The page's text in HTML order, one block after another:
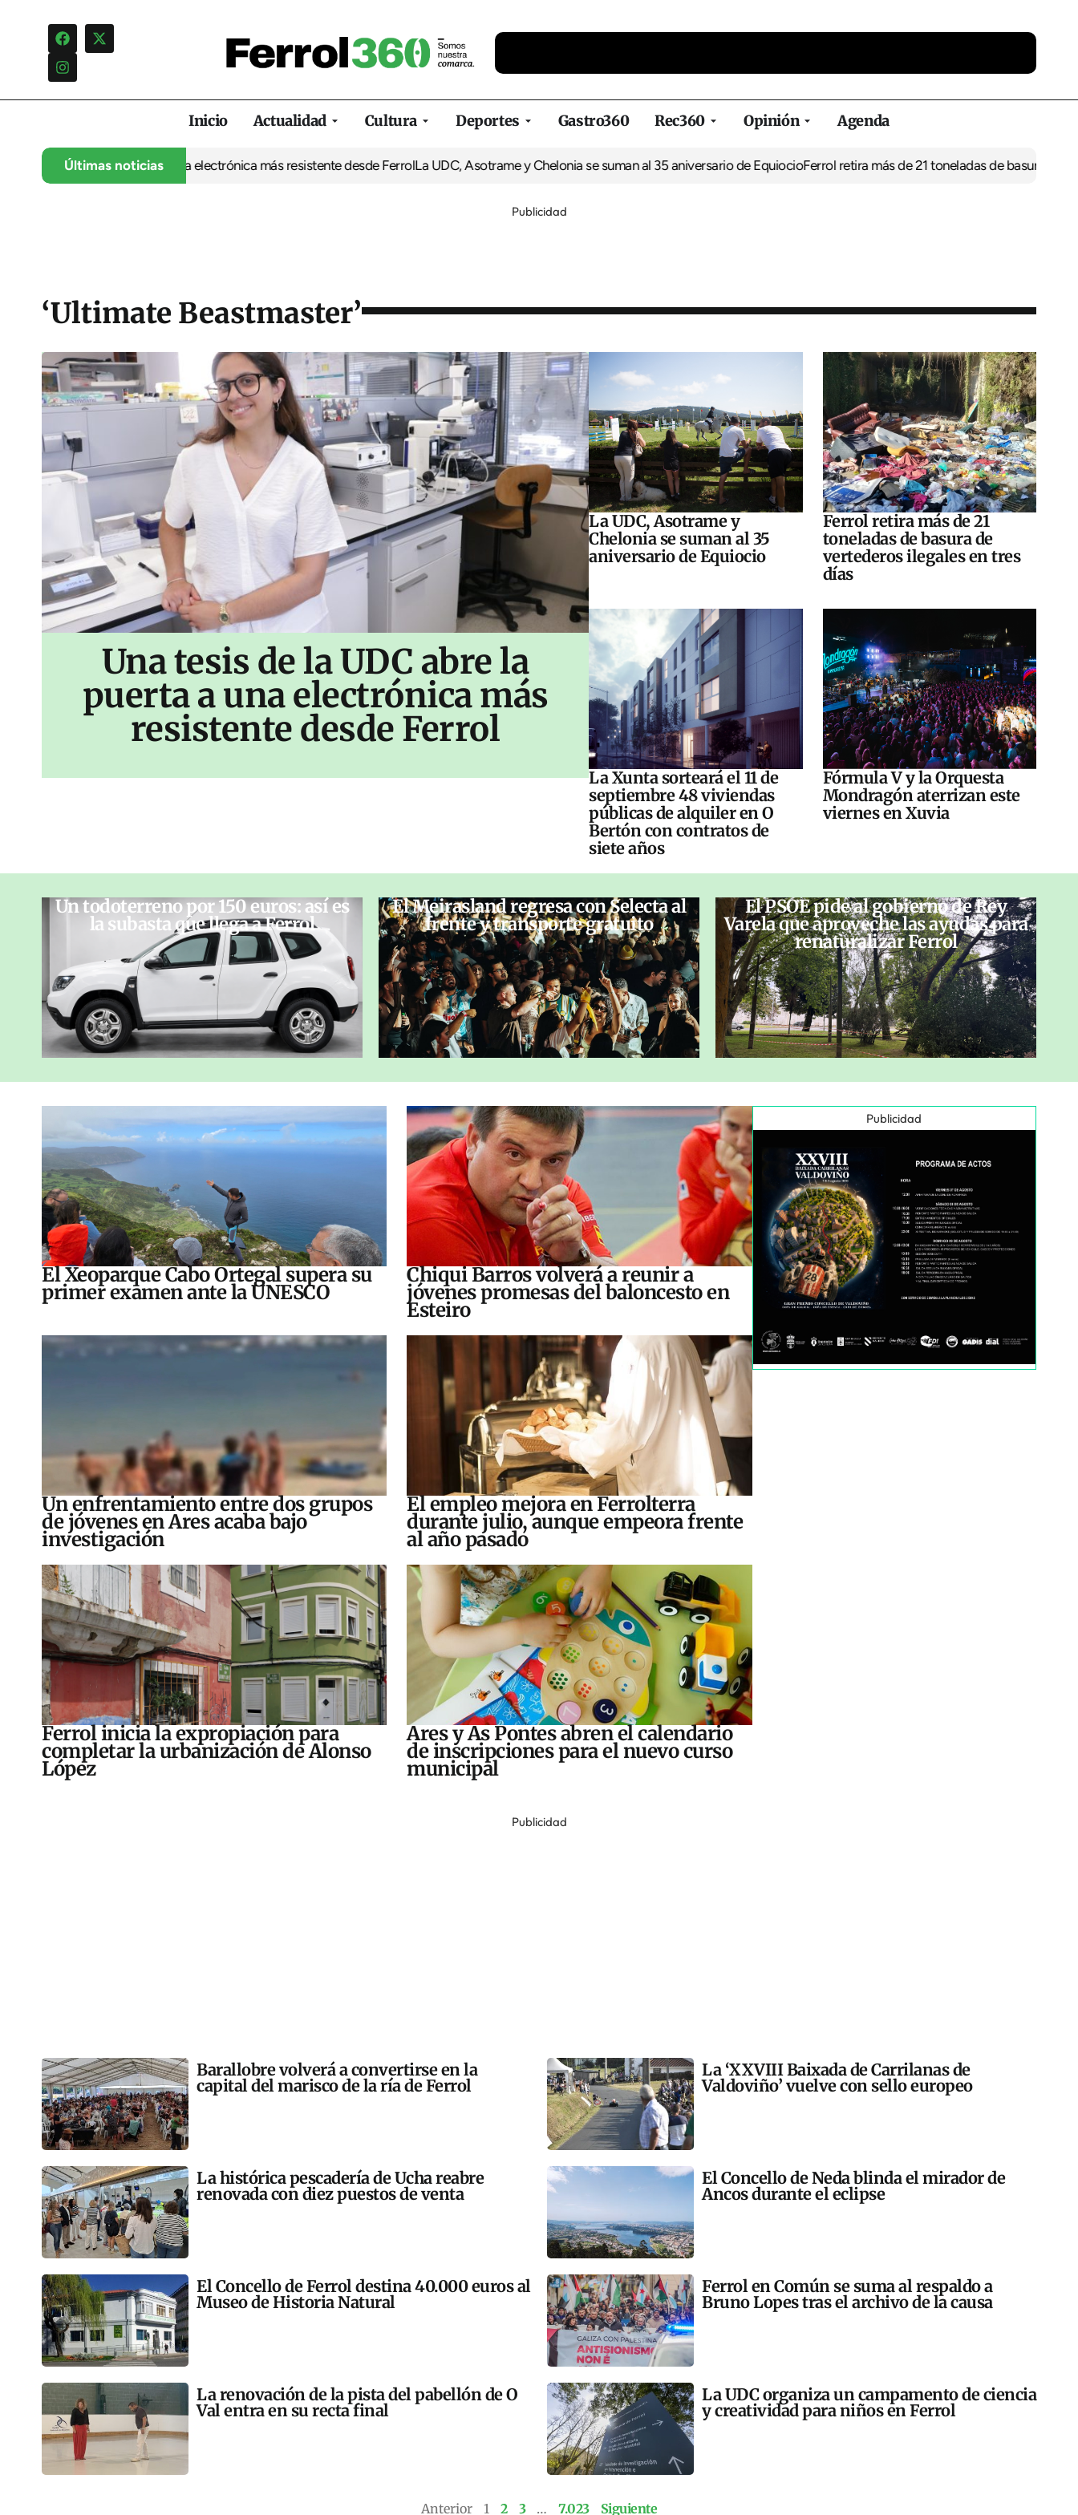
Inicio Actualidad Cultura Deportes Gastro360 Rec360 Opinión Agenda
Últimas noticias
abre la puerta a una electrónica más resistente desde FerrolLa UDC, Asotrame y Chelonia se suman al 35 aniversario de EquiocioFerrol retira más de 21 toneladas de basura de vertederos
Publicidad
‘Ultimate Beastmaster’
Una tesis de la UDC abre la
puerta a una electrónica más
resistente desde Ferrol
La UDC, Asotrame y
Chelonia se suman al 35
aniversario de Equiocio
Ferrol retira más de 21
toneladas de basura de
vertederos ilegales en tres
días
La Xunta sorteará el 11 de
septiembre 48 viviendas
públicas de alquiler en O
Bertón con contratos de
siete años
Fórmula V y la Orquesta
Mondragón aterrizan este
viernes en Xuvia
Un todoterreno por 150 euros: así es
la subasta que llega a Ferrol
El Meirasland regresa con Selecta al
frente y transporte gratuito
El PSOE pide al gobierno de Rey
Varela que aproveche las ayudas para
renaturalizar Ferrol
El Xeoparque Cabo Ortegal supera su
primer examen ante la UNESCO
Chiqui Barros volverá a reunir a
jóvenes promesas del baloncesto en
Esteiro
Un enfrentamiento entre dos grupos
de jóvenes en Ares acaba bajo
investigación
El empleo mejora en Ferrolterra
durante julio, aunque empeora frente
al año pasado
Ferrol inicia la expropiación para
completar la urbanización de Alonso
López
Ares y As Pontes abren el calendario
de inscripciones para el nuevo curso
municipal
Publicidad
Publicidad
Barallobre volverá a convertirse en la
capital del marisco de la ría de Ferrol
La ‘XXVIII Baixada de Carrilanas de
Valdoviño’ vuelve con sello europeo
La histórica pescadería de Ucha reabre
renovada con diez puestos de venta
El Concello de Neda blinda el mirador de
Ancos durante el eclipse
El Concello de Ferrol destina 40.000 euros al
Museo de Historia Natural
Ferrol en Común se suma al respaldo a
Bruno Lopes tras el archivo de la causa
La renovación de la pista del pabellón de O
Val entra en su recta final
La UDC organiza un campamento de ciencia
y creatividad para niños en Ferrol
Anterior 1 2 3 … 7.023 Siguiente